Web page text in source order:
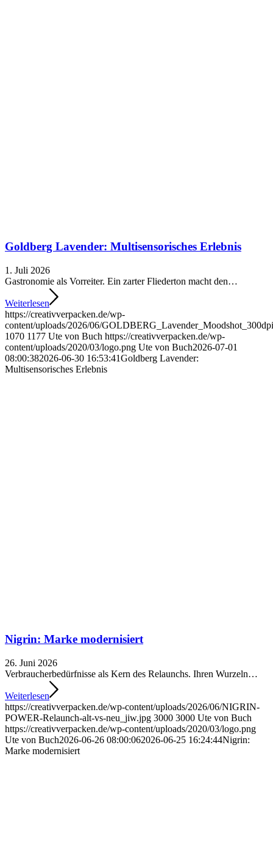
Goldberg Lavender: Multisensorisches Erlebnis
1. Juli 2026
Gastronomie als Vorreiter. Ein zarter Fliederton macht den…
Weiterlesen
https://creativverpacken.de/wp-
content/uploads/2026/06/
1070 1177 Ute von Buch https://creativverpacken.de/wp-
content/uploads/2020/03/logo.png Ute von Buch2026-07-01
08:00:382026-06-30 16:53:41Goldberg Lavender:
Multisensorisches Erlebnis
Nigrin: Marke modernisiert
26. Juni 2026
Verbraucherbedürfnisse als Kern des Relaunchs. Ihren Wurzeln…
Weiterlesen
https://creativverpacken.de/wp-content/uploads/2026/06/NIGRIN-
POWER-Relaunch-alt-vs-neu_jiw.jpg 3000 3000 Ute von Buch
https://creativverpacken.de/wp-content/uploads/2020/03/logo.png
Ute von Buch2026-06-26 08:00:062026-06-25 16:24:44Nigrin:
Marke modernisiert